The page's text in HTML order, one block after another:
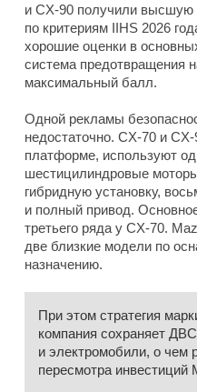
и CX-90 получили высшую
по критериям IIHS 2026
хорошие оценки в
система предотвращения
максимальный балл.
Одной рекламы
недостаточно. CX-70 и
платформе, используют
шестицилиндровые
гибридную установку,
и полный привод.
третьего ряда у CX-70.
две близкие модели по
назначению.
При этом стратегия
компания сохраняет
и электромобили, о чем
пересмотра инвестиций